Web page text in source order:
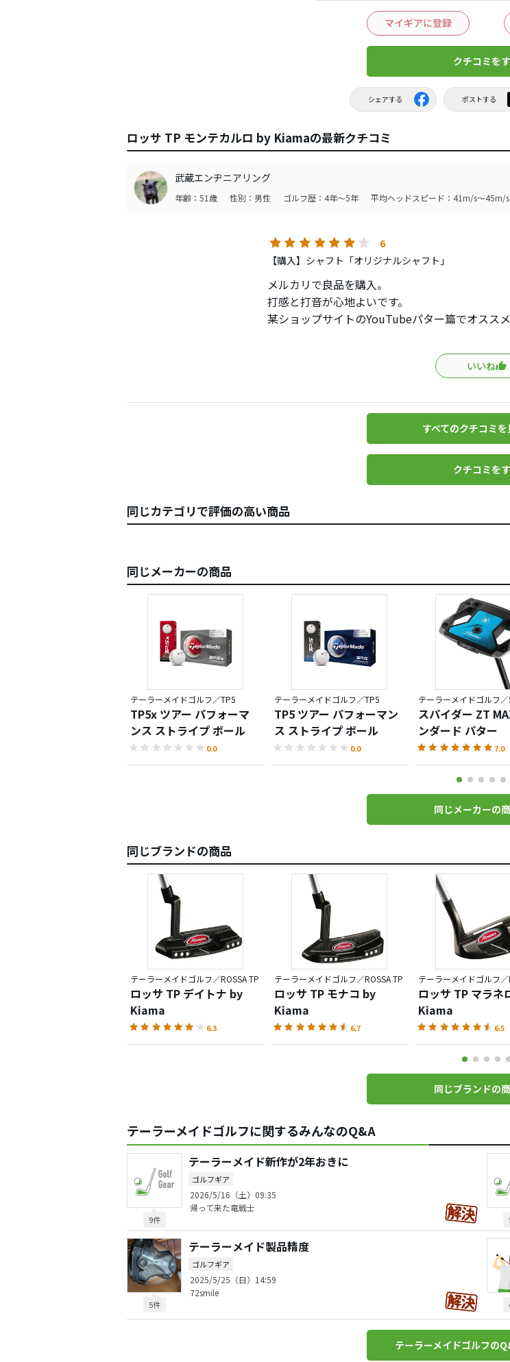
マイギアに登録
クチコミを
シェアする ポストする
ロッサ TP モンテカルロ by Kiamaの最新クチコミ
武蔵エンヂニアリング
年齢：51歳 性別：男性 ゴルフ歴：4年～5年 平均ヘッドスピード：41m/s～45m/s
6
【購入】シャフト「オリジナルシャフト」
メルカリで良品を購入。
打感と打音が心地よいです。
某ショップサイトのYouTubeパター篇でオスス
ップの店員さんも順回転の転がりが良いと仰っ
インショップではなかなか見つからず。メルカ
いいね
すべてのクチコミ
クチコミを
同じカテゴリで評価の高い商品
同じメーカーの商品
テーラーメイドゴルフ／TP5
TP5x ツアー パフォーマ
ンス ストライプ ボール
0.0
テーラーメイドゴルフ／TP5
TP5 ツアー パフォーマン
ス ストライプ ボール
0.0
テーラーメイドゴルフ
スパイダー ZT
ンダード パター
7.0
同じメーカーの
同じブランドの商品
テーラーメイドゴルフ／ROSSA TP
ロッサ TP デイトナ by
Kiama
6.3
テーラーメイドゴルフ／ROSSA TP
ロッサ TP モナコ by
Kiama
6.7
テーラーメイドゴルフ／
ロッサ TP マラネ
Kiama
6.5
同じブランドの
テーラーメイドゴルフに関するみんなのQ&A
9件
テーラーメイド新作が2年おきに
ゴルフギア
2026/5/16（土）09:35
帰って来た竜戦士
5件
テーラーメイド製品精度
ゴルフギア
2025/5/25（日）14:59
72smile
テーラーメイドゴルフの